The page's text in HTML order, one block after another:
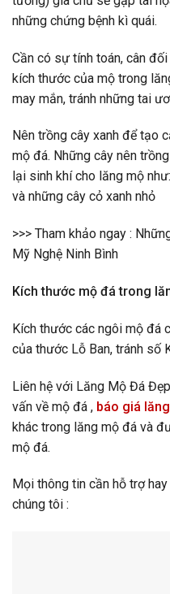
những chứng bệnh kì quái.
Cần có sự tính toán, cân
kích thước của mộ trong
may mắn, tránh những tai
Nên trồng cây xanh để tạo
mộ đá. Những cây nên
lại sinh khí cho lăng mộ
và những cây cỏ xanh nhỏ
>>> Tham khảo ngay :
Mỹ Nghệ Ninh Bình
Kích thước mộ đá trong
Kích thước các ngôi mộ đá
của thước Lỗ Ban, tránh số
Liên hệ với Lăng Mộ Đá
vấn về mộ đá , báo giá
khác trong lăng mộ đá và
mộ đá.
Mọi thông tin cần hỗ trợ
chúng tôi :